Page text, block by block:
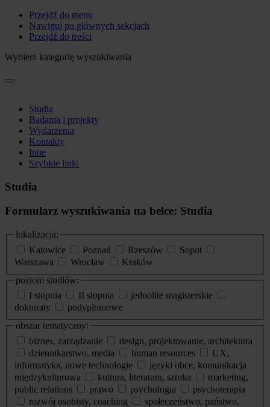
Przejdź do menu
Nawiguj po głównych sekcjach
Przejdź do treści
Wybierz kategorię wyszukiwania
Studia
Badania i projekty
Wydarzenia
Kontakty
Inne
Szybkie linki
Studia
Formularz wyszukiwania na belce: Studia
lokalizacja:
Katowice
Poznań Rzeszów
Sopot
Warszawa
Wrocław
Kraków
poziom studiów:
I stopnia
II stopnia
jednolite magisterskie
doktoraty
podyplomowe
obszar tematyczny:
biznes, zarządzanie
design, projektowanie, architektura
dziennikarstwo, media
human resources
UX,
informatyka, nowe technologie
języki obce, komunikacja
międzykulturowa
kultura, literatura, sztuka
marketing,
public relations
prawo psychologia
psychoterapia
rozwój osobisty, coaching
społeczeństwo, państwo,